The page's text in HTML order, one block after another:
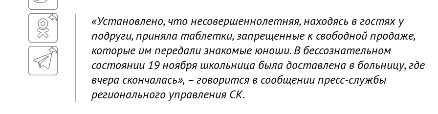
«Установлено, что несовершеннолетняя, находясь в гостях у
подруги, приняла таблетки, запрещенные к свободной продаже,
которые им передали знакомые юноши. В бессознательном
состоянии 19 ноября школьница была доставлена в больницу, где
вчера скончалась», – говорится в сообщении пресс-службы
регионального управления СК.